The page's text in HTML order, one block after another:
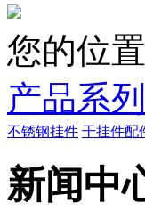
您的位置
产品系列
不锈钢挂件 干挂件配
新闻中